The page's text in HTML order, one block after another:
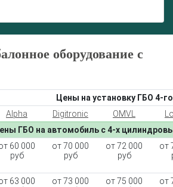
оборудование с
Цены на установку ГБО 4-
Alpha
Digitronic OMVL
ГБО на автомобиль с 4-х
60 000
руб
от 70 000
руб
от 72 000
руб
от
63 000
от 73 000
от 75 000
от